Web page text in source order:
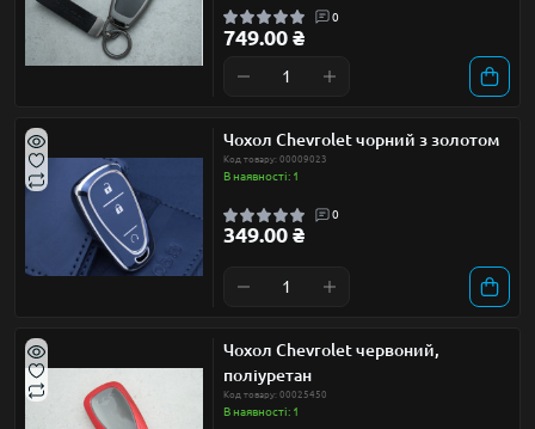
0
749.00 ₴
Чохол Chevrolet чорний з золотом
Код товару: 00009023
В наявності: 1
0
349.00 ₴
Чохол Chevrolet червоний,
поліуретан
Код товару: 00025450
В наявності: 1